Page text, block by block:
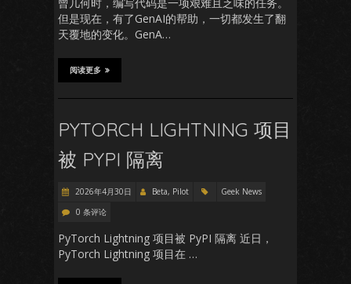
但是现在，有了GenAI的帮助，一切都发生了翻
天覆地的变化。GenA…
阅读更多
PYTORCH LIGHTNING 项目
被 PYPI 隔离
2026年4月30日 Beta, Pilot
Geek News
0 条评论
PyTorch Lightning 项目被 PyPI 隔离 近日，
PyTorch Lightning 项目在 …